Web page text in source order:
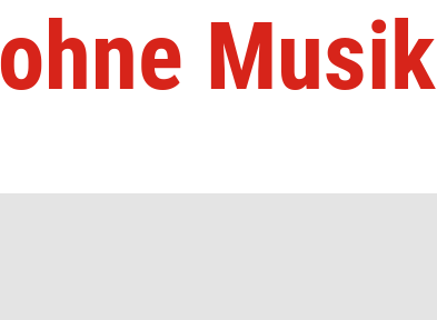
ohne Musik